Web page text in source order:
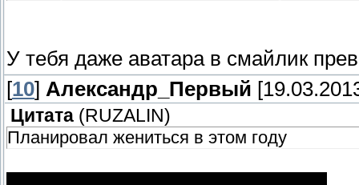
У тебя даже аватара в смайлик
[10] Александр_Первый
Цитата ( RUZALIN )
Планировал жениться в этом году